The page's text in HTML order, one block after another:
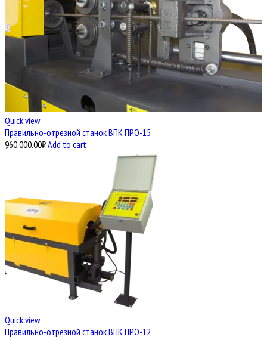
Quick view
Правильно-отрезной станок ВПК ПРО-15
960,000.00₽Add to cart
Quick view
Правильно-отрезной станок ВПК ПРО-12